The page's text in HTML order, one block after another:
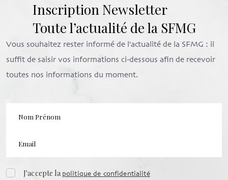
Inscription Newsletter
Toute l’actualité de la SFMG
Vous souhaitez rester informé de l'actualité de la SFMG : il
suffit de saisir vos informations ci-dessous afin de recevoir
toutes nos informations du moment.
J'accepte lapolitique de confidentialité